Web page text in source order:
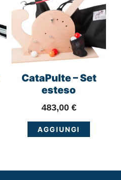
CataPulte – Set
esteso
483,00 €
AGGIUNGI